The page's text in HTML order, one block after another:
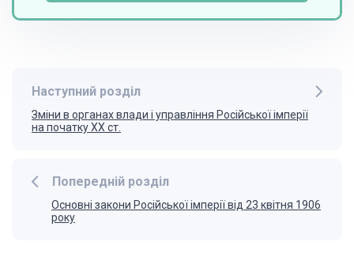
Попередній розділ
Основні закони Російської імперії від 23 квітня 1906
року
Наступний розділ
Зміни в органах влади і управління Російської імперії
на початку XX ст.